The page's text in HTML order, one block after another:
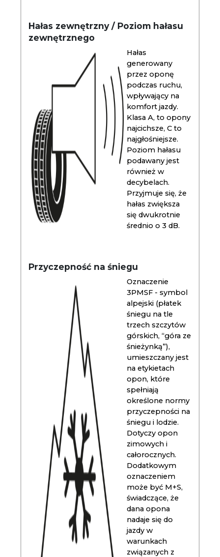
Hałas zewnętrzny / Poziom hałasu
zewnętrznego
Hałas
generowany
przez oponę
podczas ruchu,
wpływający na
komfort jazdy.
Klasa A, to opony
najcichsze, C to
najgłośniejsze.
Poziom hałasu
podawany jest
również w
decybelach.
Przyjmuje się, że
hałas zwiększa
się dwukrotnie
średnio o 3 dB.
Przyczepność na śniegu
Oznaczenie
3PMSF - symbol
alpejski (płatek
śniegu na tle
trzech szczytów
górskich, “góra ze
śnieżynką”),
umieszczany jest
na etykietach
opon, które
spełniają
określone normy
przyczepności na
śniegu i lodzie.
Dotyczy opon
zimowych i
całorocznych.
Dodatkowym
oznaczeniem
może być M+S,
świadczące, że
dana opona
nadaje się do
jazdy w
warunkach
związanych z